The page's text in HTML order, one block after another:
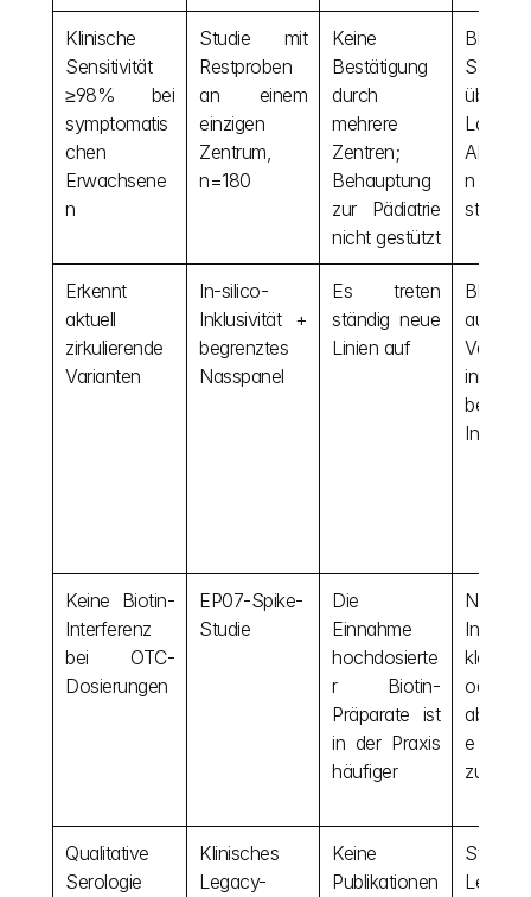
Klinische
Sensitivität
≥98% bei
symptomatis
chen
Erwachsene
n
Studie mit
Restproben
an einem
einzigen
Zentrum,
n=180
Keine
Bestätigung
durch
mehrere
Zentren;
Behauptung
zur Pädiatrie
nicht gestützt
über
n
stabil?
Erkennt
aktuell
zirkulierende
Varianten
In-silico-
Inklusivität +
begrenztes
Nasspanel
Es treten
ständig neue
Linien auf
Keine Biotin-
Interferenz
bei OTC-
Dosierungen
EP07-Spike-
Studie
Die
Einnahme
hochdosierte
r Biotin-
Präparate ist
in der Praxis
häufiger
oder
e
zu?
Qualitative
Serologie
Klinisches
Legacy-
Keine
Publikationen
Stützen